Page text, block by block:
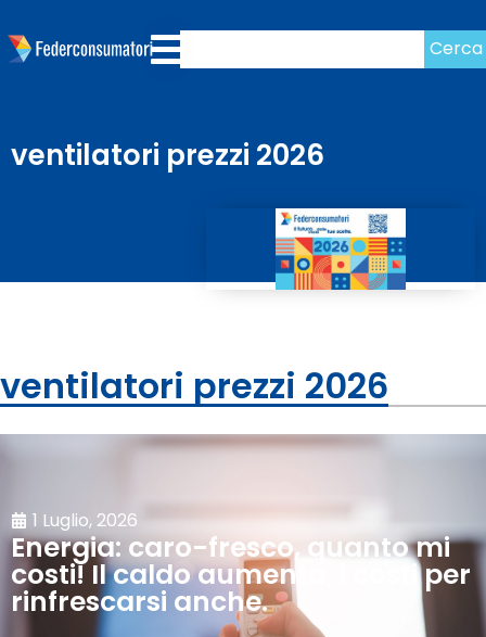
Cerca
ventilatori prezzi 2026
ventilatori prezzi 2026
1 Luglio, 2026
Energia: caro-fresco, quanto mi
costi! Il caldo aumenta, i costi per
rinfrescarsi anche.